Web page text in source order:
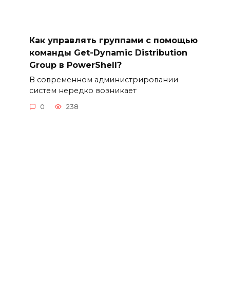
Как управлять группами с помощью
команды Get-Dynamic Distribution
Group в PowerShell?
В современном администрировании
систем нередко возникает
0 238